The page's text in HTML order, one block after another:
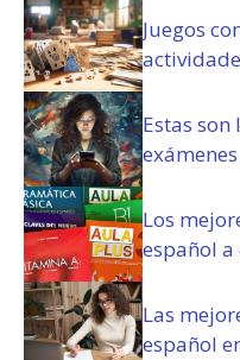
Juegos
Estas
Los
español
Las
español